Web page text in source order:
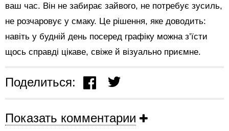
ваш час. Він не забирає зайвого, не потребує зусиль,
не розчаровує у смаку. Це рішення, яке доводить:
навіть у будній день посеред графіку можна з’їсти
щось справді цікаве, свіже й візуально приємне.
Поделиться:
Показать комментарии